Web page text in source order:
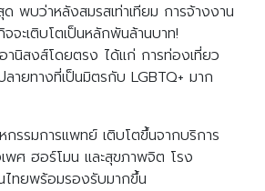
พบว่าหลังสมรสเท่าเทียม การจ้างงาน
จจะเติบโตเป็นหลักพันล้านบาท!
านิสงส์โดยตรง ได้แก่ การท่องเที่ยว
ายทางที่เป็นมิตรกับ LGBTQ+ มาก
รรมการแพทย์ เติบโตขึ้นจากบริการ
พศ ฮอร์โมน และสุขภาพจิต โรง
ไทยพร้อมรองรับมากขึ้น